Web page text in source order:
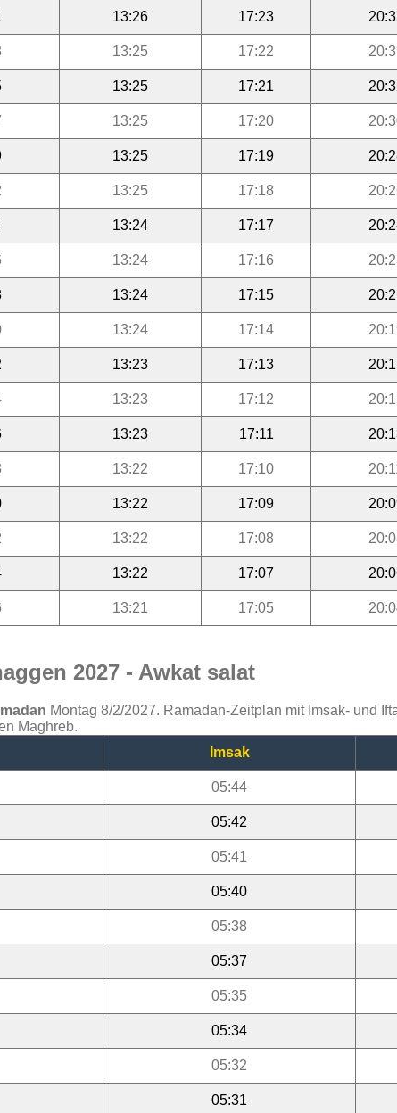
13:26 17:23
13:25 17:22
13:25 17:21
13:25 17:20
13:25 17:19
13:25 17:18
13:24 17:17
13:24 17:16
13:24 17:15
13:24 17:14
13:23 17:13
13:23 17:12
13:23 17:11
13:22 17:10
13:22 17:09
13:22 17:08
13:22 17:07
13:21 17:05
2027 - Awkat salat
Montag 8/2/2027. Ramadan-Zeitplan mit Imsak- und
Maghreb.
Imsak
05:44
05:42
05:41
05:40
05:38
05:37
05:35
05:34
05:32
05:31